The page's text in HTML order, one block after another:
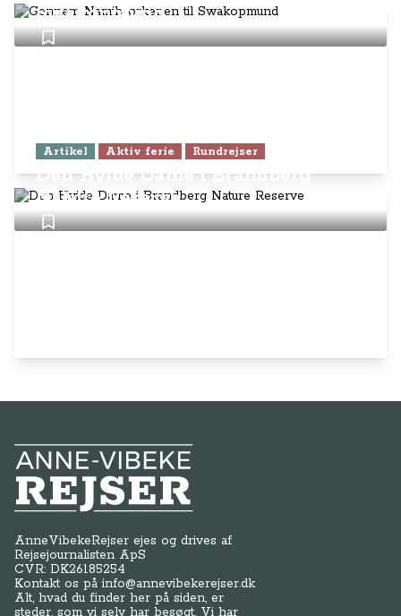
Swakopmund
Artikel Aktiv ferie Rundrejser
Den Hvide Dame i Brandberg
Nature Reserve
Anne-Vibeke Rejser
AnneVibekeRejser ejes og drives af
Rejsejournalisten ApS
CVR: DK26185254
Kontakt os påinfo@annevibekerejser.dk
Alt, hvad du finder her på siden, er
steder, som vi selv har besøgt. Vi har